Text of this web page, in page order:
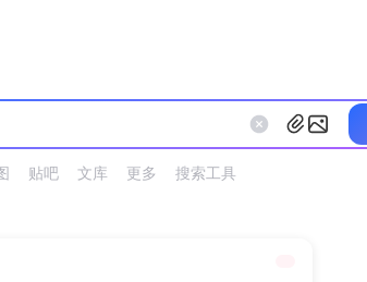
贴吧 文库 更多 搜索工具